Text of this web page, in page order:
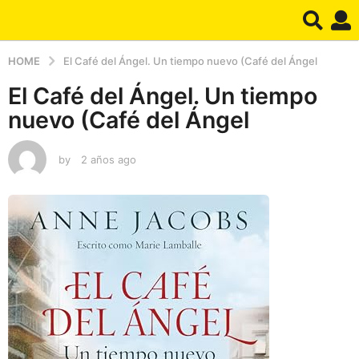
HOME El Café del Ángel. Un tiempo nuevo (Café del Ángel
El Café del Ángel. Un tiempo
nuevo (Café del Ángel
by 2 años ago
a
g